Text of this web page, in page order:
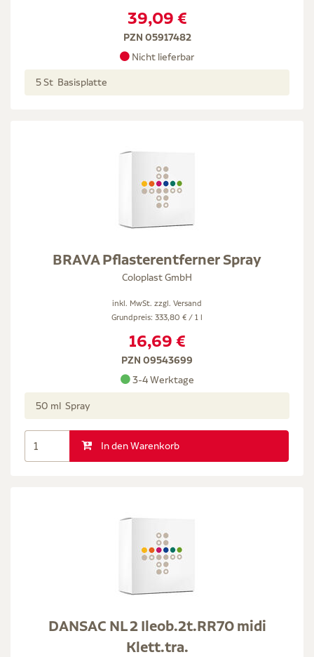
39,09 €
PZN 05917482
Nicht lieferbar
5 St Basisplatte
BRAVA Pflasterentferner Spray
Coloplast GmbH
inkl. MwSt. zzgl. Versand
Grundpreis: 333,80 € / 1 l
16,69 €
PZN 09543699
3-4 Werktage
50 ml Spray
In den Warenkorb
DANSAC NL 2 Ileob.2t.RR70 midi
Klett.tra.